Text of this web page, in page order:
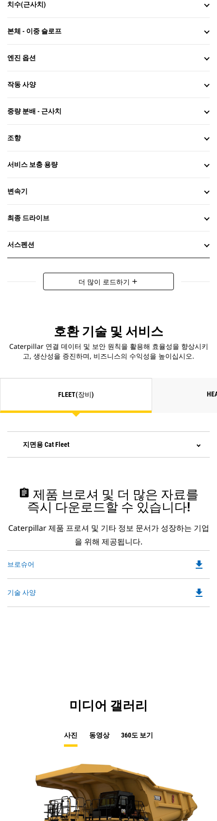
치수(근사치)
본체 - 이중 슬로프
엔진 옵션
작동 사양
중량 분배 - 근사치
조향
서비스 보충 용량
변속기
최종 드라이브
서스펜션
더 많이 로드하기 add
호환 기술 및 서비스
Caterpillar 연결 데이터 및 보안 원칙을 활용해 효율성을 향상시키
고, 생산성을 증진하며, 비즈니스의 수익성을 높이십시오.
FLEET(장비)
지면용 Cat Fleet
assignment 제품 브로셔 및 더 많은 자료를
즉시 다운로드할 수 있습니다!
Caterpillar 제품 프로셔 및 기타 정보 문서가 성장하는 기업
을 위해 제공됩니다.
브로슈어
a
file_download
기술 사양 file_download
미디어 갤러리
사진 동영상 360도 보기